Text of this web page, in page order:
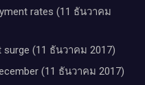
rates (11 ธันวาคม
surge (11 ธันวาคม 2017)
(11 ธันวาคม 2017)